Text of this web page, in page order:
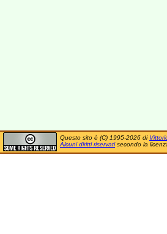
Questo sito è (C) 1995-2026 di
Alcuni diritti riservatisecondo la